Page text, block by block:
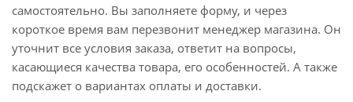
самостоятельно. Вы заполняете форму, и через
короткое время вам перезвонит менеджер магазина. Он
уточнит все условия заказа, ответит на вопросы,
касающиеся качества товара, его особенностей. А также
подскажет о вариантах оплаты и доставки.